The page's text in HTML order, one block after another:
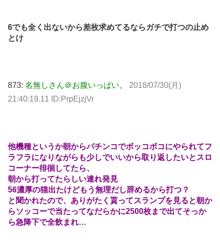
6でも全く出ないから差枚求めてるならガチで打つの止め
とけ
873: 名無しさん＠お腹いっぱい。
2018/07/30(月)
21:40:19.11 ID:PrpEjzjVr
他機種というか朝からパチンコでボッコボコにやられてフ
ラフラになりながらも少しでいいから取り返したいとスロ
コーナー徘徊してたら、
朝から打ってたらしい連れ発見
56濃厚の猫出たけどもう無理だし辞めるから打つ？
と聞かれたので、ありがたく貰ってスランプを見ると朝か
らソッコーで当たってなだらかに2500枚まで出てそっか
ら急降下で全飲まれ…